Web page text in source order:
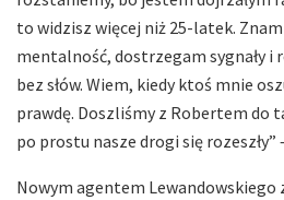
to widzisz więcej niż 25-latek.
mentalność, dostrzegam sygnały i
bez słów. Wiem, kiedy ktoś mnie
prawdę. Doszliśmy z Robertem do
po prostu nasze drogi się rozeszły”
Nowym agentem Lewandowskiego